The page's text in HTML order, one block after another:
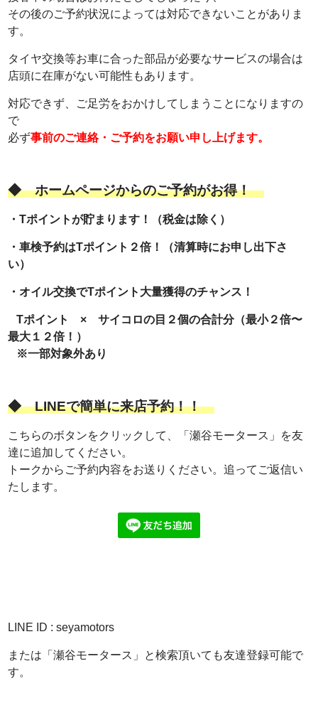
その後のご予約状況によっては対応できないことがありま
す。
タイヤ交換等お車に合った部品が必要なサービスの場合は
店頭に在庫がない可能性もあります。
対応できず、ご足労をおかけしてしまうことになりますの
で
必ず事前のご連絡・ご予約をお願い申し上げます。
◆ホームページからのご予約がお得！
・Tポイントが貯まります！（税金は除く）
・車検予約はTポイント２倍！
（清算時にお申し出下さ
い）
・オイル交換でTポイント大量獲得のチャンス！
Tポイント × サイコロの目２個の合計分（最小２倍〜
最大１２倍！）
※一部対象外あり
◆LINEで簡単に来店予約！！
こちらのボタンをクリックして、「瀬谷モータース」を友
達に追加してください。
トークからご予約内容をお送りください。追ってご返信い
たします。
LINE ID : seyamotors
または「瀬谷モータース」と検索頂いても友達登録可能で
す。